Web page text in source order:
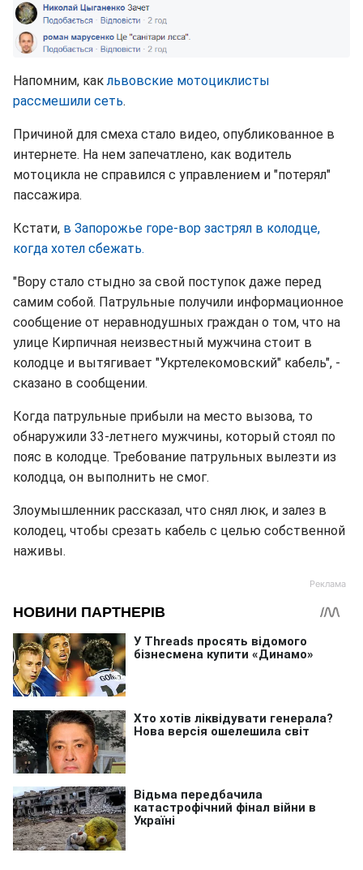
Напомним, как львовские мотоциклисты
рассмешили сеть.
Причиной для смеха стало видео, опубликованное в
интернете. На нем запечатлено, как водитель
мотоцикла не справился с управлением и "потерял"
пассажира.
Кстати, в Запорожье горе-вор застрял в колодце,
когда хотел сбежать.
"Вору стало стыдно за свой поступок даже перед
самим собой. Патрульные получили информационное
сообщение от неравнодушных граждан о том, что на
улице Кирпичная неизвестный мужчина стоит в
колодце и вытягивает "Укртелекомовский" кабель", -
сказано в сообщении.
Когда патрульные прибыли на место вызова, то
обнаружили 33-летнего мужчины, который стоял по
пояс в колодце. Требование патрульных вылезти из
колодца, он выполнить не смог.
Злоумышленник рассказал, что снял люк, и залез в
колодец, чтобы срезать кабель с целью собственной
наживы.